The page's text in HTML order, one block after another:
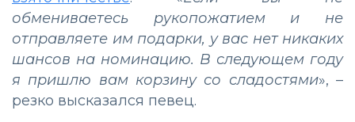
обмениваетесь рукопожатием и не
отправляете им подарки, у вас нет никаких
шансов на номинацию. В следующем году
я пришлю вам корзину со сладостями»,–
резко высказался певец.